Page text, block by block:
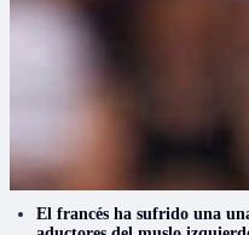
El francés ha sufrido una